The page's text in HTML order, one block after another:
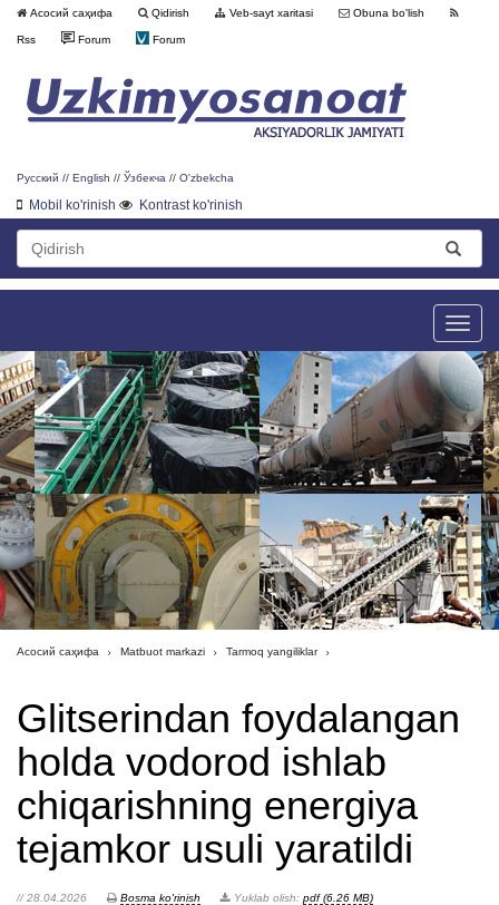
Асосий саҳифа Qidirish Veb-sayt xaritasi Obuna bo'lish
Rss Forum Forum
Русский // English // Ўзбекча // O'zbekcha
Mobil ko'rinish Kontrast ko'rinish
Toggle
Асосий саҳифа Matbuot markazi Tarmoq yangiliklar
Glitserindan foydalangan
holda vodorod ishlab
chiqarishning energiya
tejamkor usuli yaratildi
// 28.04.2026 Bosma ko'rinish Yuklab olish: pdf (6.26 MB)